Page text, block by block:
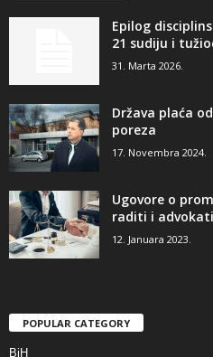
Epilog
21 sudiju i
31. Marta 2026.
Država plaća
poreza
17. Novembra 2024.
Ugovore o
raditi i advokati
12. Januara 2023.
POPULAR CATEGORY
BiH